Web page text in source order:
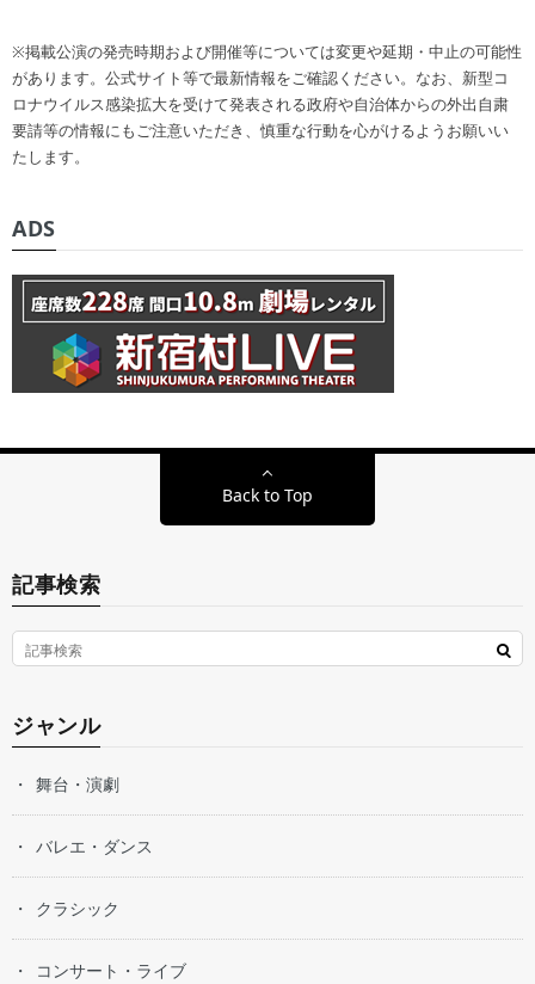
※掲載公演の発売時期および開催等については変更や延期・中止の可能性
があります。公式サイト等で最新情報をご確認ください。なお、新型コ
ロナウイルス感染拡大を受けて発表される政府や自治体からの外出自粛
要請等の情報にもご注意いただき、慎重な行動を心がけるようお願いい
たします。
ADS
Back to Top
記事検索
ジャンル
舞台・演劇
バレエ・ダンス
クラシック
コンサート・ライブ